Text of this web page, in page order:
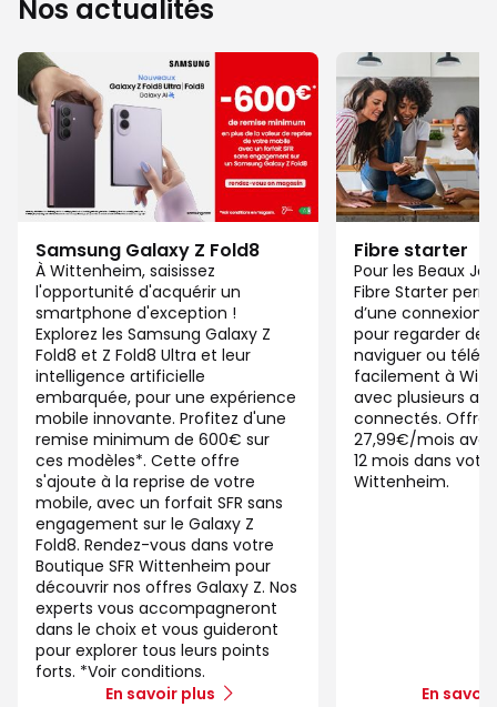
Nos actualités
Samsung Galaxy Z Fold8
À Wittenheim, saisissez
l'opportunité d'acquérir un
smartphone d'exception !
Explorez les Samsung Galaxy Z
Fold8 et Z Fold8 Ultra et leur
intelligence artificielle
embarquée, pour une expérience
mobile innovante. Profitez d'une
remise minimum de 600€ sur
ces modèles*. Cette offre
s'ajoute à la reprise de votre
mobile, avec un forfait SFR sans
engagement sur le Galaxy Z
Fold8. Rendez-vous dans votre
Boutique SFR Wittenheim pour
découvrir nos offres Galaxy Z. Nos
experts vous accompagneront
dans le choix et vous guideront
pour explorer tous leurs points
forts. *Voir conditions.
En savoir plus
Fibre starter
Pour les Beaux
Fibre Starter
d’une connexion
pour regarder des
naviguer ou
facilement à
avec plusieurs
connectés. Offre
27,99€/mois
12 mois dans
Wittenheim.
En